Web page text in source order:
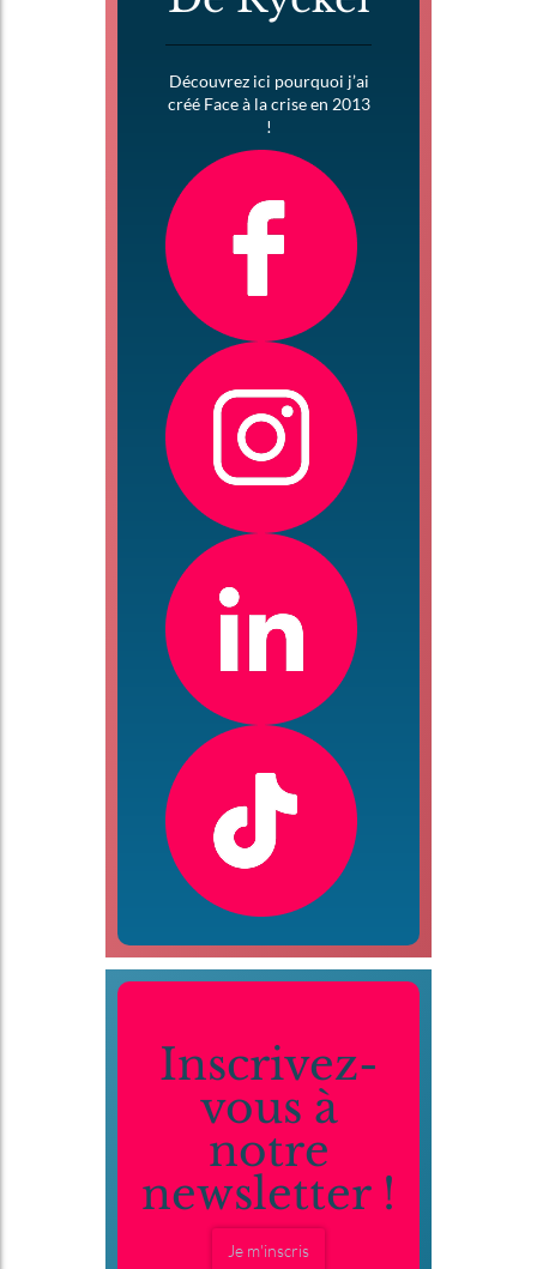
Découvrez ici pourquoi j’ai
créé Face à la crise en 2013
!
Inscrivez-
vous à
notre
newsletter !
Je m'inscris